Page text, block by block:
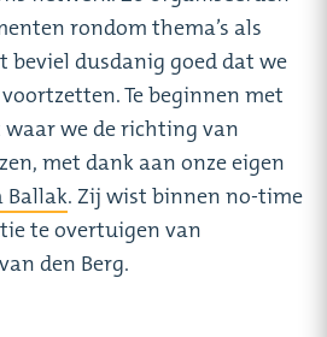
rondom thema’s als
beviel dusdanig goed dat we
Te beginnen met
waar we de richting van
met dank aan onze eigen
Ballak. Zij wist binnen no-time
te overtuigen van
den Berg.